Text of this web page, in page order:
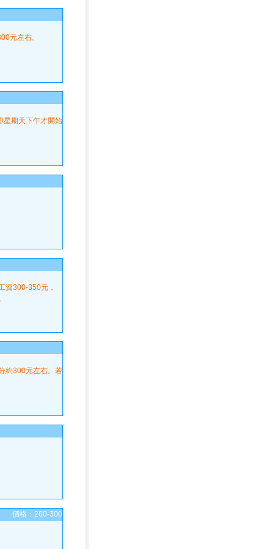
元左右。
星期天下午才開始
資300-350元，
約300元左右。若
價格：200-300